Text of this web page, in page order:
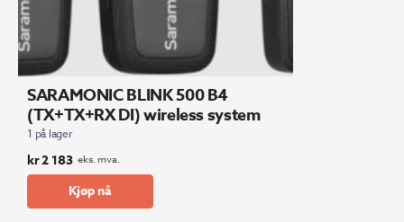
SARAMONIC BLINK 500 B4
(TX+TX+RX DI) wireless system
1 på lager
kr2 183 eks. mva.
Kjøp nå